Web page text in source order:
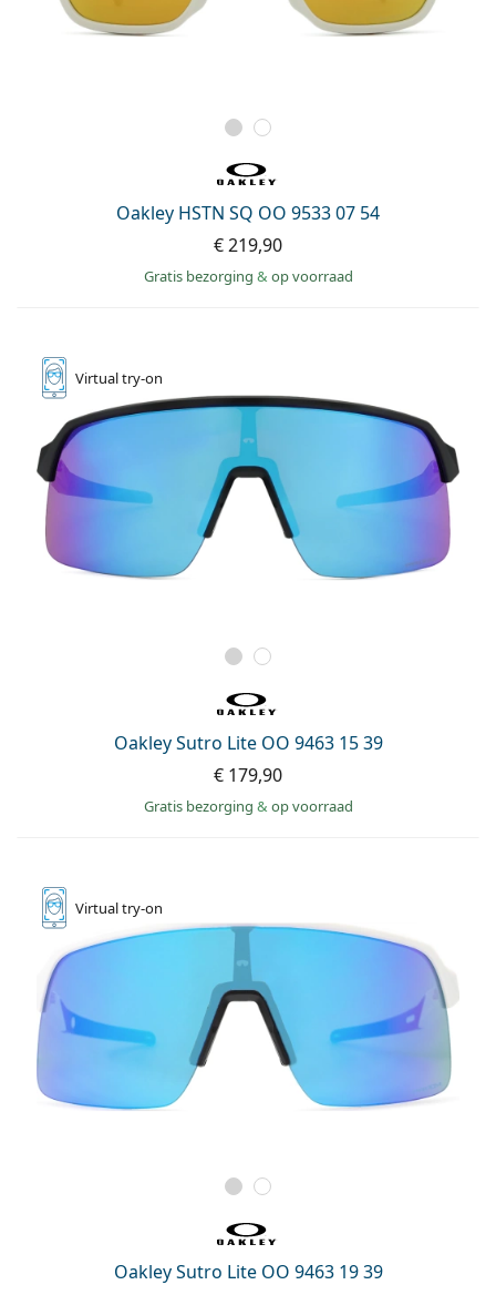
Oakley HSTN SQ OO 9533 07 54
€ 219,90
Gratis bezorging & op voorraad
Virtualtry-on
Oakley Sutro Lite OO 9463 15 39
€ 179,90
Gratis bezorging & op voorraad
Virtualtry-on
Oakley Sutro Lite OO 9463 19 39